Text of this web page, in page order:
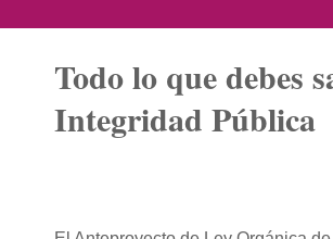
Todo lo que debes
Integridad Pública